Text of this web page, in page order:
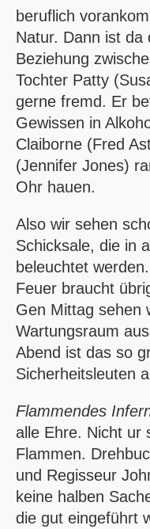
beruflich
Natur. Dann ist da
Beziehung
Tochter Patty
gerne fremd. Er
Gewissen in
Claiborne (Fred
(Jennifer Jones)
Ohr hauen.
Also wir sehen
Schicksale, die in
beleuchtet
Feuer braucht
Gen Mittag sehen
Wartungsraum
Abend ist das so
Sicherheitsleuten
Flammendes
alle Ehre. Nicht ur
Flammen.
und Regisseur
keine halben
die gut eingeführt